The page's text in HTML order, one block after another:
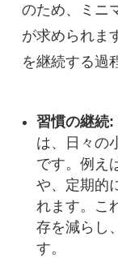
のため、ミニ
が求められま
を継続する過
習慣の継続:
は、日々の
です。例え
や、定期的
れます。こ
存を減らし
す。